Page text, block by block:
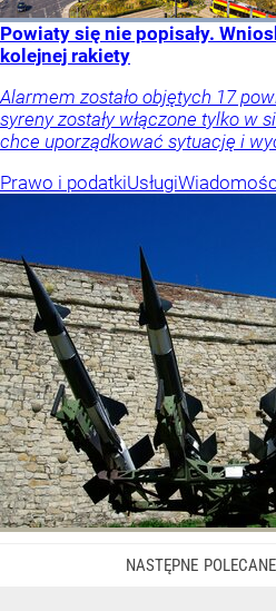
Powiaty się nie popisały.
kolejnej rakiety
Alarmem zostało objętych 17
syreny zostały włączone tylko w
chce uporządkować sytuację i
Prawo i podatkiUsługi